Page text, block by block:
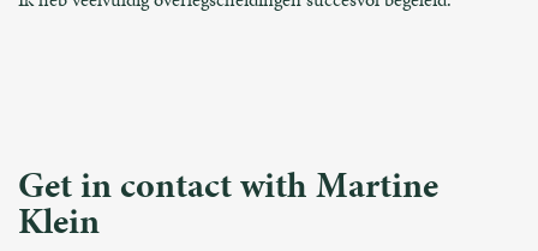
Get in contact with Martine
Klein